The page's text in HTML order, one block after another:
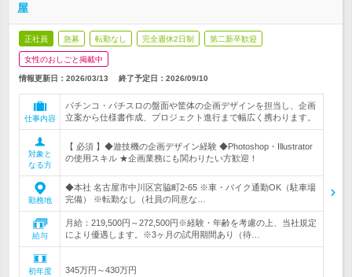
屋
正社員 急募 転勤なし 完全週休2日制 第二新卒歓迎
女性のおしごと掲載中
情報更新日：2026/03/13 終了予定日： 2026/09/10
仕事内容
パチンコ・パチスロの盤面や筐体の企画デザインを担当し、企画
立案から仕様書作成、プロジェクト進行まで幅広く携わります。
対象と
なる方
【 必須 】◆遊技機の企画デザイン経験 ◆Photoshop・Illustrator
の使用スキル ★企画業務にも関わりたい方歓迎！
勤務地
◆本社 名古屋市中川区宮脇町2-65 ※車・バイク通勤OK（駐車場
完備） ※転勤なし（社員の同意な…
給与
月給：219,500円～272,500円※経験・年齢を考慮の上、当社規定
により優遇します。※3ヶ月の試用期間あり（待…
初年度
345万円～430万円